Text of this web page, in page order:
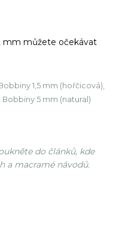
mm můžete očekávat
1,5 mm (hořčicová),
5 mm (natural)
do článků, kde
a macramé návodů.